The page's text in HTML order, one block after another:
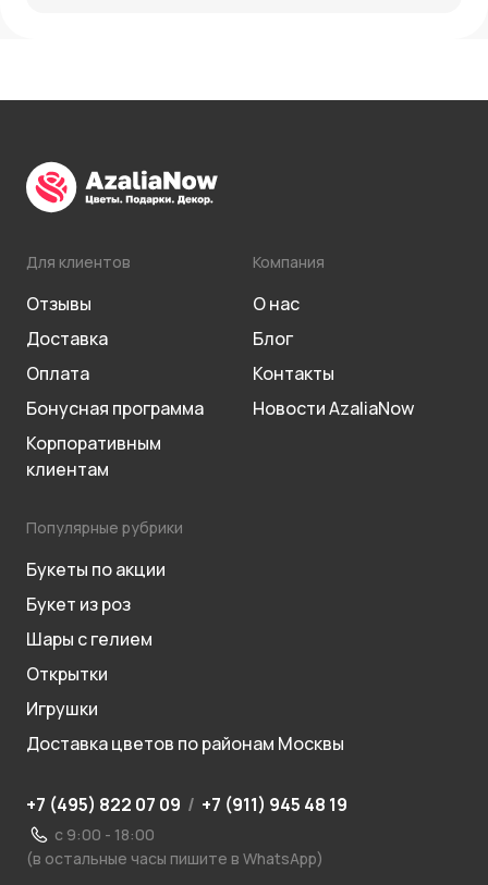
Для клиентов
Отзывы
Доставка
Оплата
Бонусная программа
Корпоративным
клиентам
Компания
О нас
Блог
Контакты
Новости AzaliaNow
Популярные рубрики
Букеты по акции
Букет из роз
Шары с гелием
Открытки
Игрушки
Доставка цветов по районам Москвы
+7 (495) 822 07 09 / +7 (911) 945 48 19
с 9:00 - 18:00
(в остальные часы пишите в WhatsApp)